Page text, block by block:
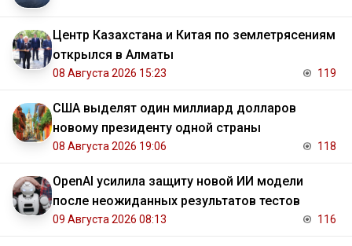
Центр Казахстана и Китая по землетрясениям
открылся в Алматы
08 Августа 2026 15:23 119
США выделят один миллиард долларов
новому президенту одной страны
08 Августа 2026 19:06 118
OpenAI усилила защиту новой ИИ модели
после неожиданных результатов тестов
09 Августа 2026 08:13 116